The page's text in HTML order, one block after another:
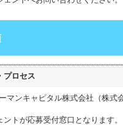
プロセス
マンキャピタル株式会社（株式
トが応募受付窓口となります。